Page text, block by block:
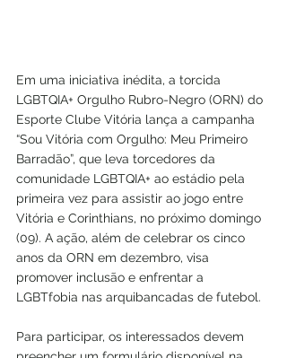
Em uma iniciativa inédita, a torcida
LGBTQIA+ Orgulho Rubro-Negro (ORN) do
Esporte Clube Vitória lança a campanha
“Sou Vitória com Orgulho: Meu Primeiro
Barradão”, que leva torcedores da
comunidade LGBTQIA+ ao estádio pela
primeira vez para assistir ao jogo entre
Vitória e Corinthians, no próximo domingo
(09). A ação, além de celebrar os cinco
anos da ORN em dezembro, visa
promover inclusão e enfrentar a
LGBTfobia nas arquibancadas de futebol.
Para participar, os interessados devem